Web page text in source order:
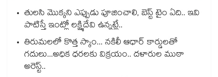
తులసి మొక్కని ఎప్పుడు పూజించాలి, బెస్ట్ టైం ఏది.. ఇవి
పాటిస్తే ఇంట్లో లక్ష్మిదేవి ఉన్నట్లే..
తిరుమలలో కొత్త స్కాం... నకిలీ ఆధార్ కార్డులతో
గదులు...అధిక ధరలకు విక్రయం.. దళారుల ముఠా
అరెస్ట్..